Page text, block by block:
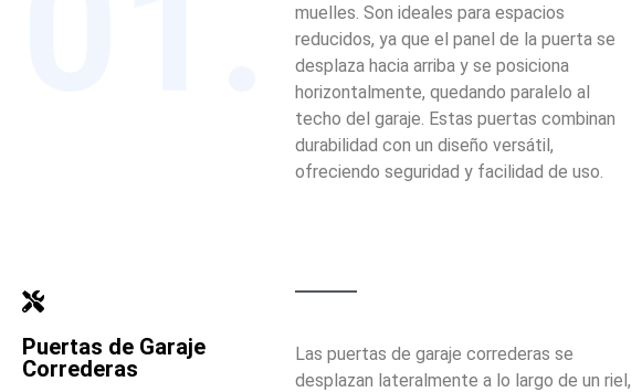
muelles. Son ideales para espacios
reducidos, ya que el panel de la puerta se
desplaza hacia arriba y se posiciona
horizontalmente, quedando paralelo al
techo del garaje. Estas puertas combinan
durabilidad con un diseño versátil,
ofreciendo seguridad y facilidad de uso.
Puertas de Garaje
Correderas
Las puertas de garaje correderas se
desplazan lateralmente a lo largo de un riel,